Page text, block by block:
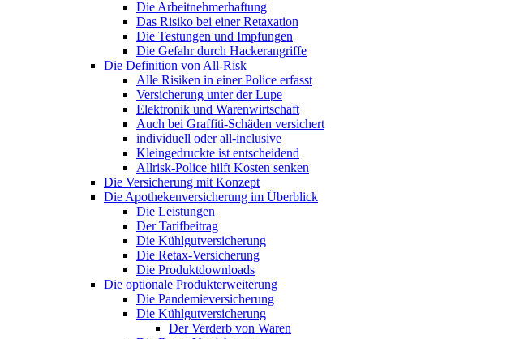
Die Arbeitnehmerhaftung
Das Risiko bei einer Retaxation
Die Testungen und Impfungen
Die Gefahr durch Hackerangriffe
Die Definition von All-Risk
Alle Risiken in einer Police erfasst
Versicherung unter der Lupe
Elektronik und Warenwirtschaft
Auch bei Graffiti-Schäden versichert
individuell oder all-inclusive
Kleingedruckte ist entscheidend
Allrisk-Police hilft Kosten senken
Die Versicherung mit Konzept
Die Apothekenversicherung im Überblick
Die Leistungen
Der Tarifbeitrag
Die Kühlgutversicherung
Die Retax-Versicherung
Die Produktdownloads
Die optionale Produkterweiterung
Die Pandemieversicherung
Die Kühlgutversicherung
Der Verderb von Waren